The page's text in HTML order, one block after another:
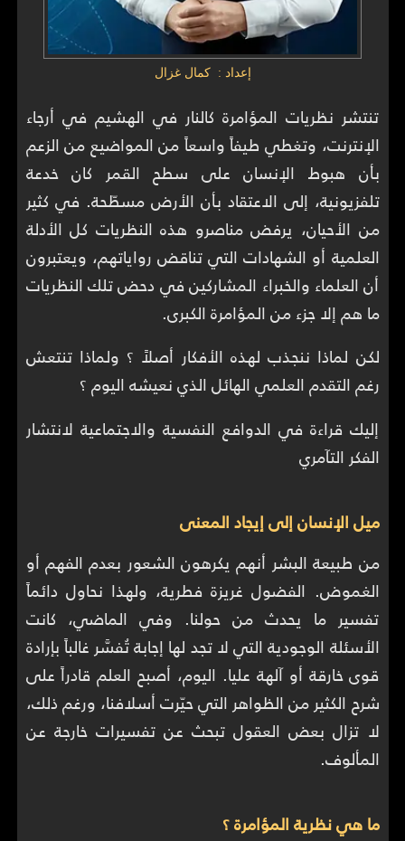
إعداد : كمال غزال
تنتشر نظريات المؤامرة كالنار في الهشيم في أرجاء
الإنترنت، وتغطي طيفاً واسعاً من المواضيع من الزعم
بأن هبوط الإنسان على سطح القمر كان خدعة
تلفزيونية، إلى الاعتقاد بأن الأرض مسطّحة. في كثير
من الأحيان، يرفض مناصرو هذه النظريات كل الأدلة
العلمية أو الشهادات التي تناقض رواياتهم، ويعتبرون
أن العلماء والخبراء المشاركين في دحض تلك النظريات
ما هم إلا جزء من المؤامرة الكبرى.
لكن لماذا ننجذب لهذه الأفكار أصلاً ؟ ولماذا تنتعش
رغم التقدم العلمي الهائل الذي نعيشه اليوم ؟
إليك قراءة في الدوافع النفسية والاجتماعية لانتشار
الفكر التآمري
ميل الإنسان إلى إيجاد المعنى
من طبيعة البشر أنهم يكرهون الشعور بعدم الفهم أو
الغموض. الفضول غريزة فطرية، ولهذا نحاول دائماً
تفسير ما يحدث من حولنا. وفي الماضي، كانت
الأسئلة الوجودية التي لا تجد لها إجابة تُفسَّر غالباً بإرادة
قوى خارقة أو آلهة عليا. اليوم، أصبح العلم قادراً على
شرح الكثير من الظواهر التي حيّرت أسلافنا، ورغم ذلك،
لا تزال بعض العقول تبحث عن تفسيرات خارجة عن
المألوف.
ما هي نظرية المؤامرة ؟